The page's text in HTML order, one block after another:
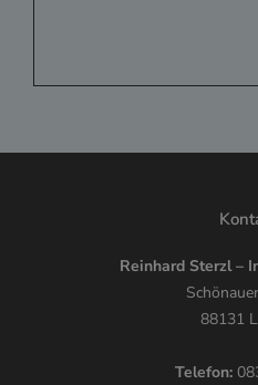
Reinhard Sterzl –
88131
Telefon: